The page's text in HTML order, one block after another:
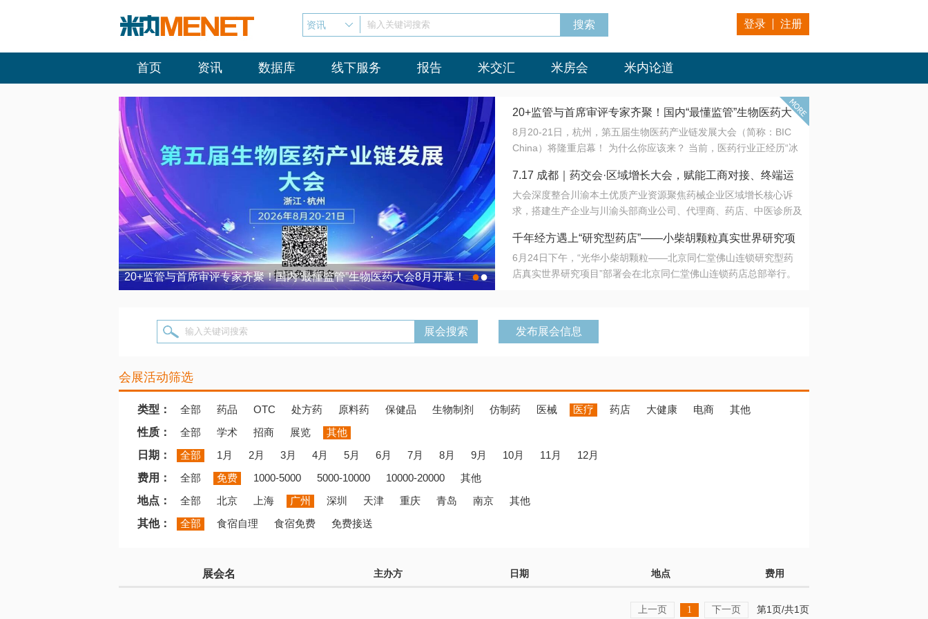
资讯 输入关键词搜索 登录 注册
首页 资讯 数据库 线下服务 报告 米交汇 米房会 米内论道
20+监管与首席审评专家齐聚！国内“最懂监管”生物医药大会8月开幕！ 7.17 成都｜药交会·区域增长大会，赋能工商对接、终端运营
●●
20+监管与首席审评专家齐聚！国内“最懂监管”生物医药大
会8月开幕！
8月20-21日，杭州，第五届生物医药产业链发展大会（简称：BIC
China）将隆重启幕！ 为什么你应该来？ 当前，医药行业正经历“冰
法正重新定义研发效率；另一端是创新药“最后一公里”的支付与入院
难题，呼唤更成熟的产业生态。 同质化“内卷”已无出路，全产业链协
同与出海能力建设才是破局关键。 本届大会以 “重构生态，定义未
算力突围；从中药创新、复杂药物制剂、CGT、多肽与小核酸的技
术攻坚，到CDMO的柔性智造。 我们致力于打破壁垒，让“实验
室”与“生产线”、“研发端”与“支付端”深度对话，更让监管、产业、资
7.17 成都｜药交会·区域增长大会，赋能工商对接、终端运
营
大会深度整合川渝本土优质产业资源聚焦药械企业区域增长核心诉
求，搭建生产企业与川渝头部商业公司、代理商、药店、中医诊所及
域增量份额夯实西南市场战略布局
千年经方遇上“研究型药店”——小柴胡颗粒真实世界研究项
目在北京同仁堂佛山连锁启动
6月24日下午，“光华小柴胡颗粒——北京同仁堂佛山连锁研究型药
店真实世界研究项目”部署会在北京同仁堂佛山连锁药店总部举行。
输入关键词搜索 发布展会信息
会展活动筛选
类型： 全部 药品 OTC 处方药 原料药 保健品 生物制剂 仿制药 医械 医疗 药店 大健康 电商
其他
性质：
全部 学术 招商 展览
其他
日期：
全部 1月 2月 3月 4月 5月 6月 7月 8月 9月 10月 11月
12月
费用：
全部 免费 1000-5000 5000-10000 10000-20000
其他
地点：
全部 北京 上海 广州 深圳 天津 重庆 青岛 南京
其他
其他：
全部 食宿自理 食宿免费 免费接送
展会名 主办方 日期 地点 费用
上一页 1 下一页 第1页/共1页